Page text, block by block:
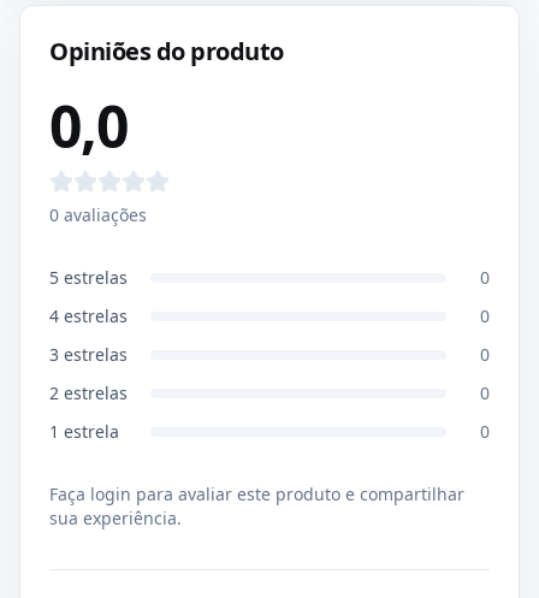
Opiniões do produto
0,0
0 avaliações
5 estrelas
0
4 estrelas
0
3 estrelas
0
2 estrelas
0
1 estrela 0
Faça login para avaliar este produto e compartilhar
sua experiência.